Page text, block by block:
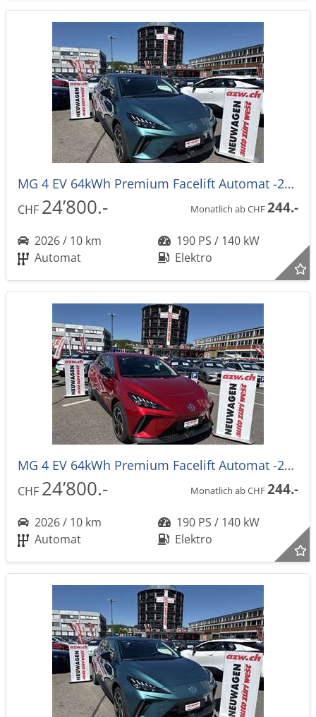
MG 4 EV 64kWh Premium Facelift Automat -27%
CHF 24’800.- Monatlich ab CHF244.-
2026 / 10 km
190 PS / 140 kW
Automat
Elektro
MG 4 EV 64kWh Premium Facelift Automat -27%
CHF 24’800.- Monatlich ab CHF244.-
2026 / 10 km
190 PS / 140 kW
Automat
Elektro